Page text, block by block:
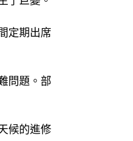
定期出席
問題。部
候的進修